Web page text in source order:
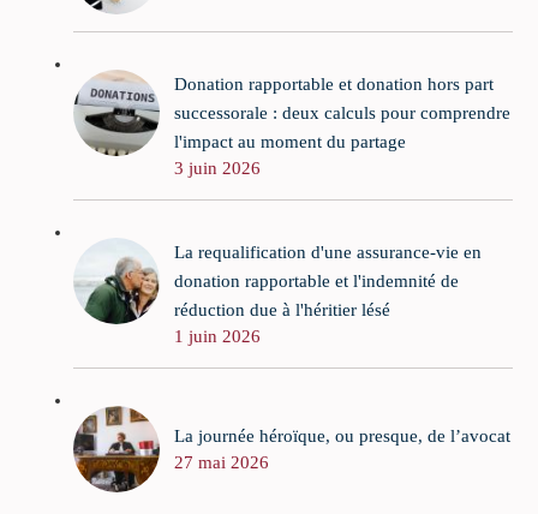
Donation rapportable et donation hors part
successorale : deux calculs pour comprendre
l'impact au moment du partage
3 juin 2026
La requalification d'une assurance-vie en
donation rapportable et l'indemnité de
réduction due à l'héritier lésé
1 juin 2026
La journée héroïque, ou presque, de l’avocat
27 mai 2026